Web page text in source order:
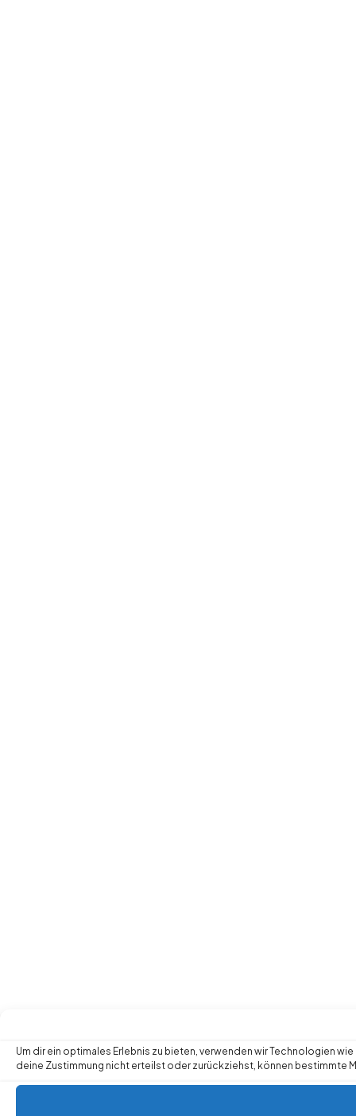
Um dir ein optimales Erlebnis zu bieten, verwenden wir Technologien
deine Zustimmung nicht erteilst oder zurückziehst, können bestimmte